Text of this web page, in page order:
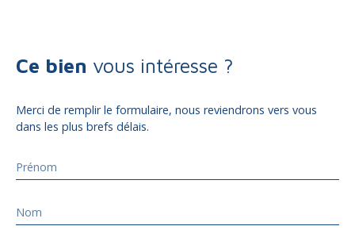
Ce bien vous intéresse ?
Merci de remplir le formulaire, nous reviendrons vers vous
dans les plus brefs délais.
Prénom
Nom